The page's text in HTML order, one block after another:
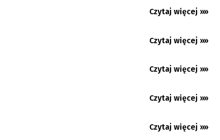
25.03.2026
Czytaj więcej »»
24.03.2026
Czytaj więcej »»
24.03.2026
Czytaj więcej »»
24.03.2026
Czytaj więcej »»
23.03.2026
Wspólnie pomóżmy stanąc na nogi Adamowi
Czytaj więcej »»